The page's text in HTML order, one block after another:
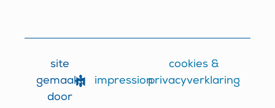
site
gemaakt
door
impression
cookies &
privacyverklaring